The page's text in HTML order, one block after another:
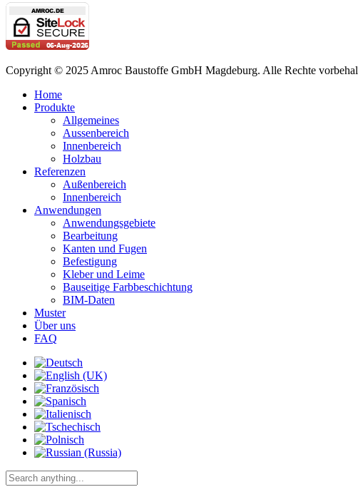
Copyright © 2025 Amroc Baustoffe GmbH Magdeburg. Alle Rechte
Home
Produkte
Allgemeines
Aussenbereich
Innenbereich
Holzbau
Referenzen
Außenbereich
Innenbereich
Anwendungen
Anwendungsgebiete
Bearbeitung
Kanten und Fugen
Befestigung
Kleber und Leime
Bauseitige Farbbeschichtung
BIM-Daten
Muster
Über uns
FAQ